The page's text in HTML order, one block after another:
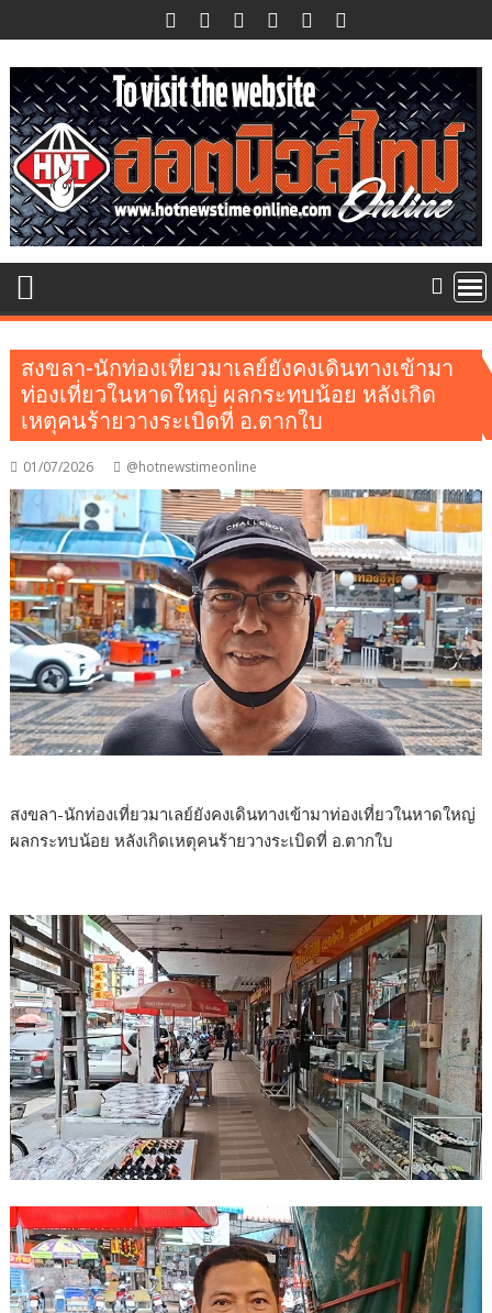
to
content
สงขลา-นักท่องเที่ยวมาเลย์ยังคงเดินทางเข้ามา
ท่องเที่ยวในหาดใหญ่ ผลกระทบน้อย หลังเกิด
เหตุคนร้ายวางระเบิดที่ อ.ตากใบ
01/07/2026 @hotnewstimeonline
สงขลา-นักท่องเที่ยวมาเลย์ยังคงเดินทางเข้ามาท่องเที่ยวในหาดใหญ่
ผลกระทบน้อย หลังเกิดเหตุคนร้ายวางระเบิดที่ อ.ตากใบ